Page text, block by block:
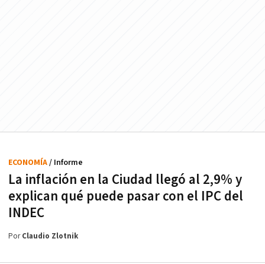
La inflación en la Ciudad llegó al 2,9% y
explican qué puede pasar con el IPC del
INDEC
ECONOMÍA/ Informe
PorClaudio Zlotnik